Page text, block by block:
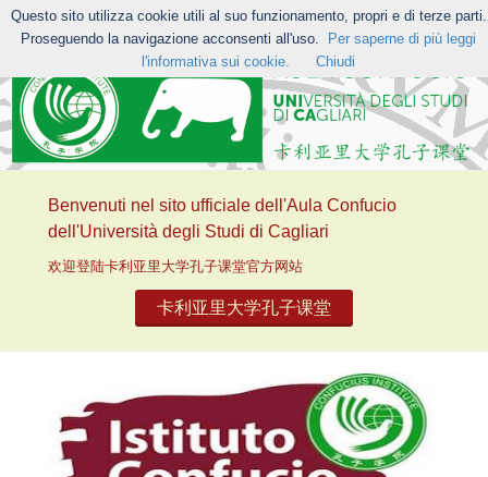
Benvenuti nel sito ufficiale dell'Aula Confucio
dell'Università degli Studi di Cagliari
欢迎登陆卡利亚里大学孔子课堂官方网站
卡利亚里大学孔子课堂
Questo sito utilizza cookie utili al suo funzionamento, propri e di terze parti.
Proseguendo la navigazione acconsenti all'uso.
Per saperne di più leggi
l'informativa sui cookie.
Chiudi